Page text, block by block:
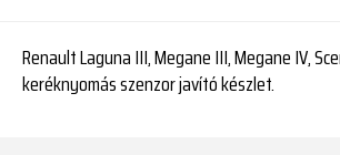
Renault Laguna III, Megane III, Megane IV,
keréknyomás szenzor javító készlet.